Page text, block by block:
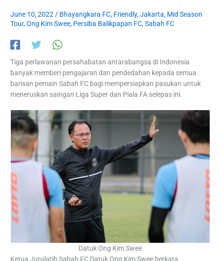
June 10, 2022/ Bhayangkara FC, Friendly,Jakarta, Mid Season
Tour,Ong Kim Swee, Persiba Balikpapan FC,Sabah FC
Tiga perlawanan persahabatan antarabangsa di Indonesia
banyak memberi pengajaran dan pendedahan kepada semua
barisan pemain Sabah FC bagi mempersiapkan pasukan untuk
meneruskan saingan Liga Super dan Piala FA selepas ini.
Datuk Ong Kim Swee
Ketua Jurulatih Sabah FC Datuk Ong Kim Swee berkata